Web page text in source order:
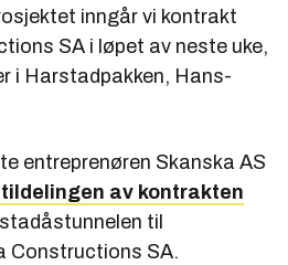
inngår vi kontrakt
SA i løpet av neste uke,
i Harstadpakken, Hans-
entreprenøren Skanska AS
av kontrakten
til
Constructions SA.